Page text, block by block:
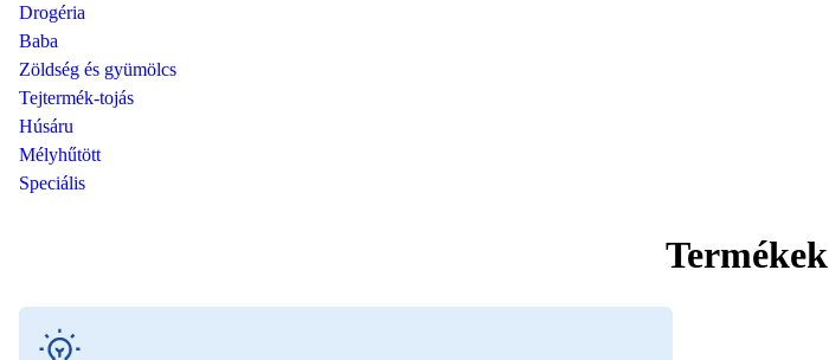
Drogéria
Baba
Zöldség és gyümölcs
Tejtermék-tojás
Húsáru
Mélyhűtött
Speciális
Termékek